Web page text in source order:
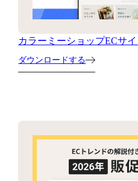
カラーミーショップECサ
ダウンロードする